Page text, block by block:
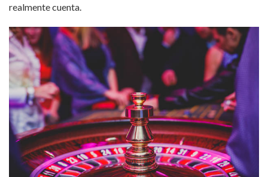
realmente cuenta.